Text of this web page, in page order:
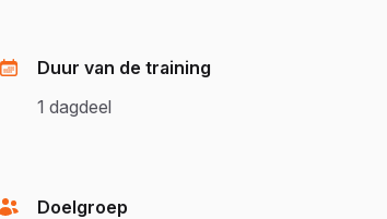
Duur van de training
1 dagdeel
Doelgroep